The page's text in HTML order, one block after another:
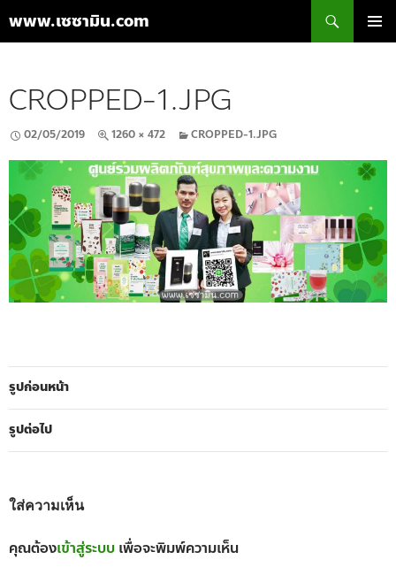
www.เซซามิน.com
เนื้อหา
CROPPED-1.JPG
02/05/2019 1260 × 472 CROPPED-1.JPG
รูปก่อนหน้า
รูปต่อไป
ใส่ความเห็น
คุณต้องเข้าสู่ระบบ เพื่อจะพิมพ์ความเห็น